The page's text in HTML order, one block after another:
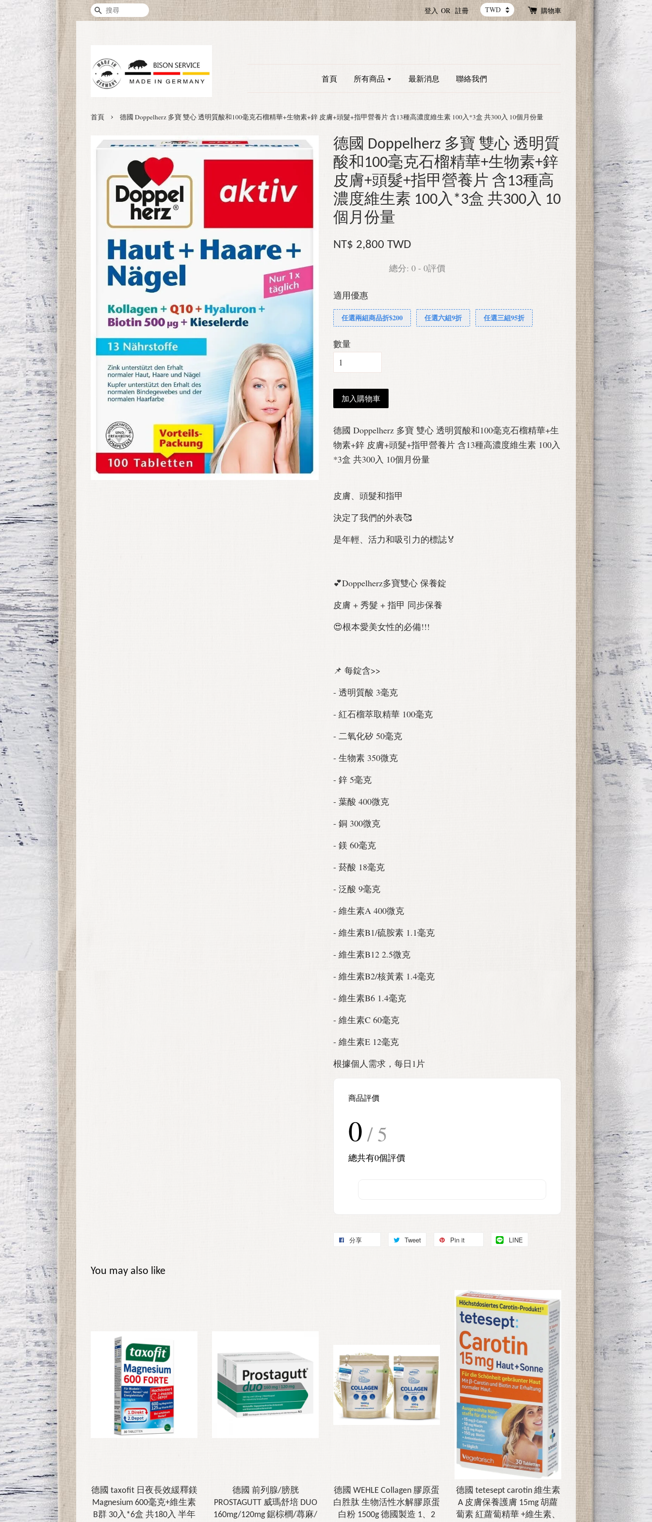
搜尋 登入 OR 註冊 購物車
首頁 所有商品 最新消息 聯絡我們
首頁 › 德國 Doppelherz 多寶 雙心 透明質酸和100毫克石榴精華+生物素+鋅 皮膚+頭髮+指甲營養片 含13種高濃度維生素 100入*3盒 共300入 10個月份量
德國 Doppelherz 多寶 雙心 透明質
酸和100毫克石榴精華+生物素+鋅
皮膚+頭髮+指甲營養片 含13種高
濃度維生素 100入*3盒 共300入 10
個月份量
NT$ 2,800 TWD
總分: 0 - 0評價
適用優惠
任選兩組商品折$200 任選六組9折 任選三組95折
數量
加入購物車
德國 Doppelherz 多寶 雙心 透明質酸和100毫克石榴精華+生
物素+鋅 皮膚+頭髮+指甲營養片 含13種高濃度維生素 100入
*3盒 共300入 10個月份量
皮膚、頭髮和指甲
決定了我們的外表🥰
是年輕、活力和吸引力的標誌🏅
💕Doppelherz多寶雙心 保養錠
皮膚 + 秀髮 + 指甲 同步保養
😍根本愛美女性的必備!!!
📌 每錠含>>
- 透明質酸 3毫克
- 紅石榴萃取精華 100毫克
- 二氧化矽 50毫克
- 生物素 350微克
- 鋅 5毫克
- 葉酸 400微克
- 銅 300微克
- 鎂 60毫克
- 菸酸 18毫克
- 泛酸 9毫克
- 維生素A 400微克
- 維生素B1/硫胺素 1.1毫克
- 維生素B12 2.5微克
- 維生素B2/核黃素 1.4毫克
- 維生素B6 1.4毫克
- 維生素C 60毫克
- 維生素E 12毫克
根據個人需求，每日1片
商品評價
0 / 5
總共有0個評價
分享 Tweet Pin it LINE
You may also like
德國 taxofit 日夜長效緩釋鎂
Magnesium 600毫克+維生素
B群 30入*6盒 共180入 半年
德國 前列腺/膀胱
PROSTAGUTT 威瑪舒培 DUO
160mg/120mg 鋸棕櫚/蕁麻/
德國 WEHLE Collagen 膠原蛋
白胜肽 生物活性水解膠原蛋
白粉 1500g 德國製造 1、2
德國 tetesept carotin 維生素
A 皮膚保養護膚 15mg 胡蘿
蔔素 紅蘿蔔精華 +維生素、